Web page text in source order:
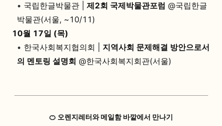
• 국립한글박물관 | 제2회 국제박물관포럼 @국립한글
박물관(서울, ~10/11)
10월 17일 (목)
• 한국사회복지협의회 | 지역사회 문제해결 방안으로서
의 멘토링 설명회 @한국사회복지회관(서울)
🍊 오렌지레터와 메일함 바깥에서 만나기